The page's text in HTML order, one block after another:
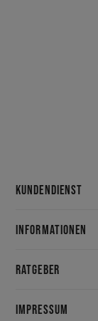
KUNDENDIENST
INFORMATIONEN
RATGEBER
IMPRESSUM